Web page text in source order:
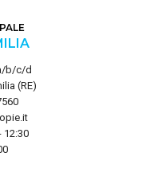
b/c/d
(RE)
12:30